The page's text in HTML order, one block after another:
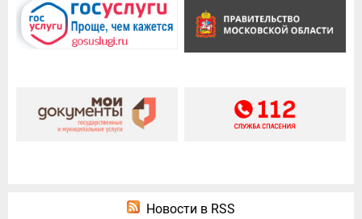
Новости в RSS